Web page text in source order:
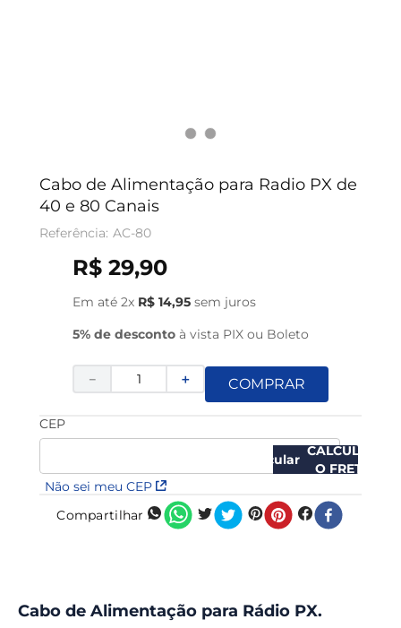
Cabo de Alimentação para Radio PX de
40 e 80 Canais
AC-80
R$ 29,90
Em até 2x R$ 14,95 sem juros
5% de desconto à vista PIX ou Boleto
＋
－ COMPRAR
CEP
Não sei meu CEP
CALCULAR
O FRETE
Compartilhar
Cabo de Alimentação para Rádio PX.